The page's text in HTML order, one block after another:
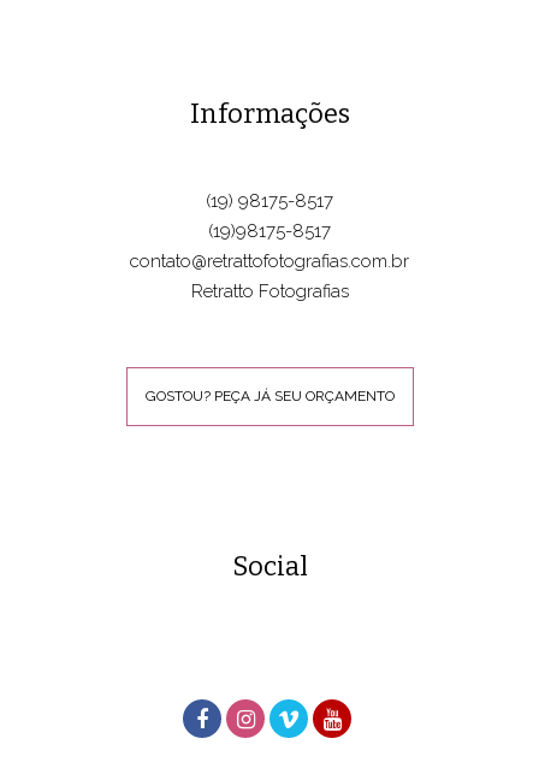
Informações
(19) 98175-8517
(19)98175-8517
contato@retrattofotografias.com.br
Retratto Fotografias
GOSTOU? PEÇA JÁ SEU ORÇAMENTO
Social